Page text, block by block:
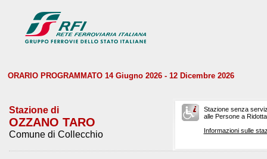
ORARIO PROGRAMMATO 14 Giugno 2026 - 12 Dicembre 2026
Stazione di
OZZANO TARO
Comune di Collecchio
Stazione senza
alle Persone a
Informazioni sulle